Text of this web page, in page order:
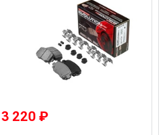
3 220 ₽